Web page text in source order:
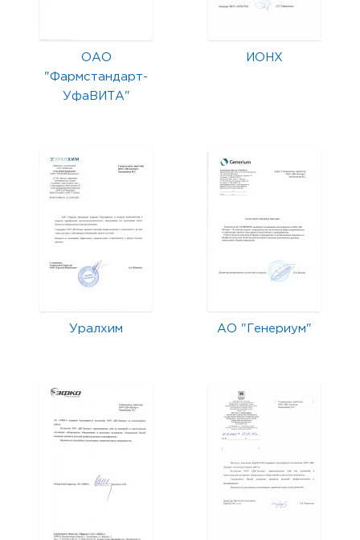
ОАО
"Фармстандарт-
УфаВИТА"
ИОНХ
Уралхим АО "Генериум"